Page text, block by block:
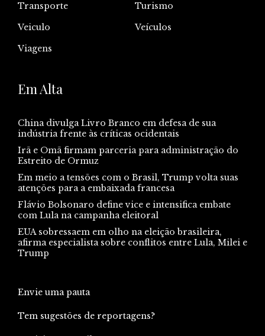
Transporte
Turismo
Veiculo
Veículos
Viagens
Em Alta
China divulga Livro Branco em defesa de sua
indústria frente às críticas ocidentais
Irã e Omã firmam parceria para administração do
Estreito de Ormuz
Em meio a tensões com o Brasil, Trump volta suas
atenções para a embaixada francesa
Flávio Bolsonaro define vice e intensifica embate
com Lula na campanha eleitoral
EUA sobressaem em olho na eleição brasileira,
afirma especialista sobre conflitos entre Lula, Milei e
Trump
Envie uma pauta
Tem sugestões de reportagens?